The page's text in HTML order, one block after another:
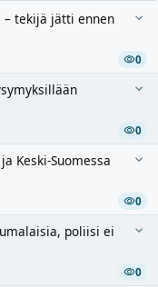
– tekijä jätti ennen
0
0
Keski-Suomessa
0
poliisi ei
0